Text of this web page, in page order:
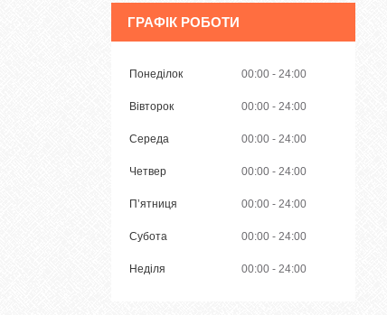
ГРАФІК РОБОТИ
Понеділок 00:00 24:00
Вівторок 00:00 24:00
Середа 00:00 24:00
Четвер 00:00 24:00
Пʼятниця 00:00 24:00
Субота 00:00 24:00
Неділя 00:00 24:00